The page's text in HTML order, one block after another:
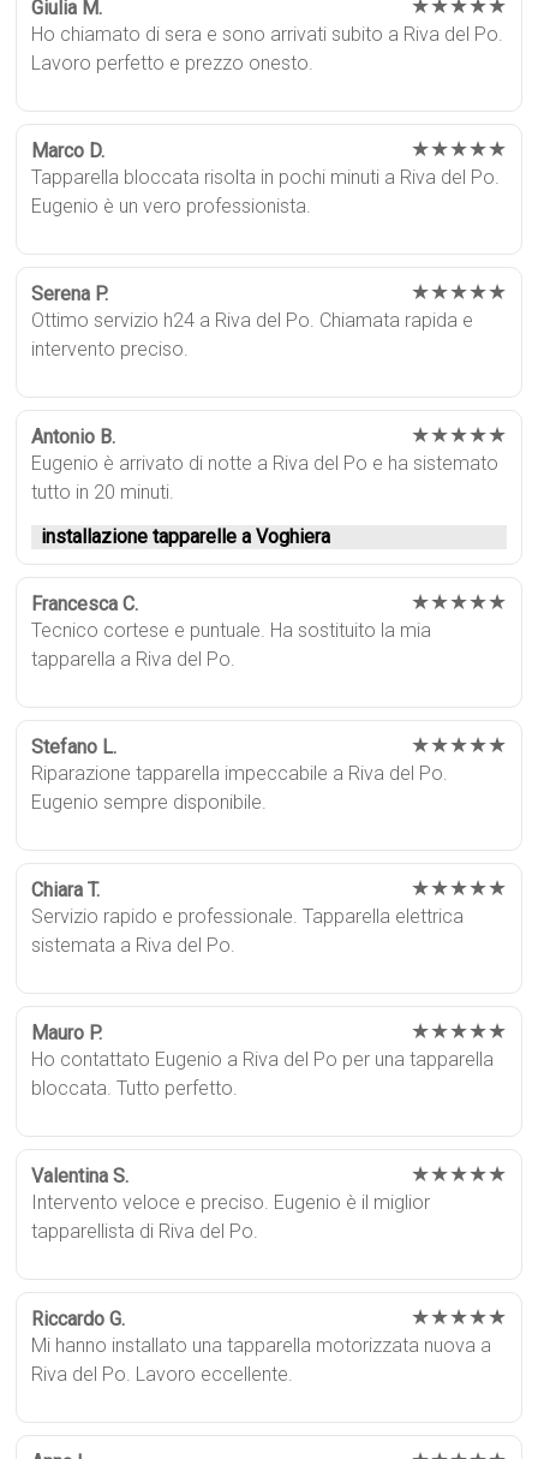
Giulia M. ★★★★★
Ho chiamato di sera e sono arrivati subito a Riva del Po.
Lavoro perfetto e prezzo onesto.
Marco D. ★★★★★
Tapparella bloccata risolta in pochi minuti a Riva del Po.
Eugenio è un vero professionista.
Serena P. ★★★★★
Ottimo servizio h24 a Riva del Po. Chiamata rapida e
intervento preciso.
Antonio B. ★★★★★
Eugenio è arrivato di notte a Riva del Po e ha sistemato
tutto in 20 minuti.
installazione tapparelle a Voghiera
Francesca C. ★★★★★
Tecnico cortese e puntuale. Ha sostituito la mia
tapparella a Riva del Po.
Stefano L. ★★★★★
Riparazione tapparella impeccabile a Riva del Po.
Eugenio sempre disponibile.
Chiara T. ★★★★★
Servizio rapido e professionale. Tapparella elettrica
sistemata a Riva del Po.
Mauro P. ★★★★★
Ho contattato Eugenio a Riva del Po per una tapparella
bloccata. Tutto perfetto.
Valentina S. ★★★★★
Intervento veloce e preciso. Eugenio è il miglior
tapparellista di Riva del Po.
Riccardo G. ★★★★★
Mi hanno installato una tapparella motorizzata nuova a
Riva del Po. Lavoro eccellente.